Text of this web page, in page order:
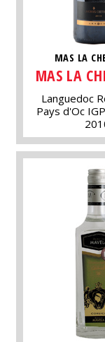
MAS LA
MAS LA
Languedoc
Pays d'Oc IGP